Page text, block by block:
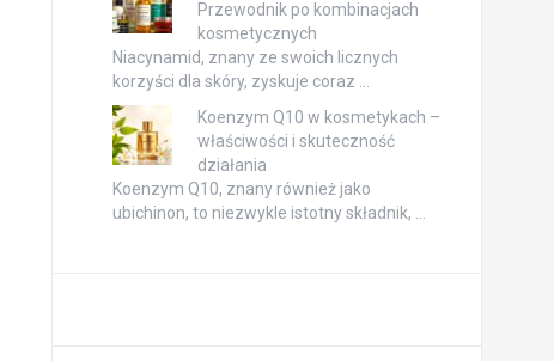
Przewodnik po kombinacjach
kosmetycznych
Niacynamid, znany ze swoich licznych
korzyści dla skóry, zyskuje coraz …
Koenzym Q10 w kosmetykach –
właściwości i skuteczność
działania
Koenzym Q10, znany również jako
ubichinon, to niezwykle istotny składnik, …